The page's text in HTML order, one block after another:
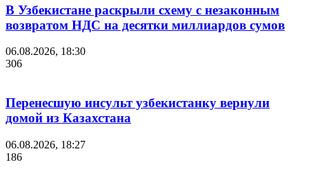
В Узбекистане раскрыли схему с незаконным
возвратом НДС на десятки миллиардов сумов
06.08.2026, 18:30
306
Перенесшую инсульт узбекистанку вернули
домой из Казахстана
06.08.2026, 18:27
186